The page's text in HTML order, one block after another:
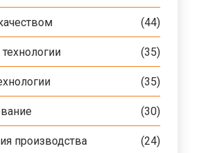
(44)
(35)
(35)
(30)
производства (24)